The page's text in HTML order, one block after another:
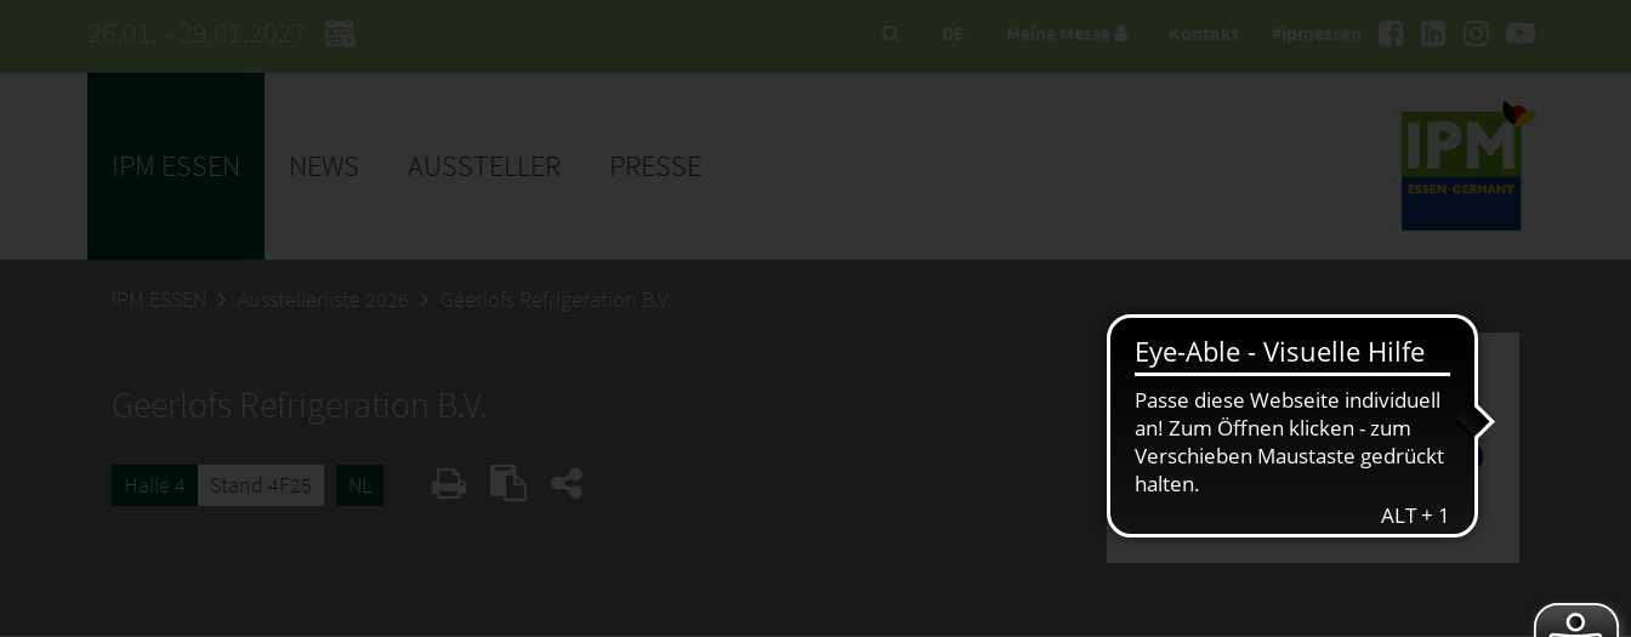
26.01. - 29.01.2027 #ipmessen
DE Meine Messe Kontakt
IPM ESSEN NEWS AUSSTELLER PRESSE
IPM ESSEN Ausstellerliste 2026 Geerlofs Refrigeration B.V.
Geerlofs Refrigeration B.V.
Halle 4 Stand 4F25 NL